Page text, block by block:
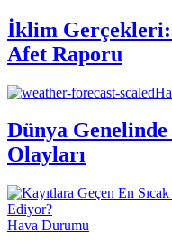
İklim Gerçekleri:
Afet Raporu
Dünya
Olayları
Hava Durumu